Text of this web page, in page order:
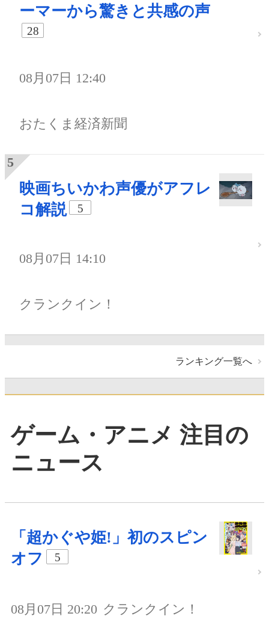
ーマーから驚きと共感の声
28
08月07日 12:40
おたくま経済新聞
映画ちいかわ声優がアフレ
コ解説
5
08月07日 14:10
クランクイン！
ランキング一覧へ
ゲーム・アニメ 注目の
ニュース
「超かぐや姫!」初のスピン
オフ
5
08月07日 20:20 クランクイン！